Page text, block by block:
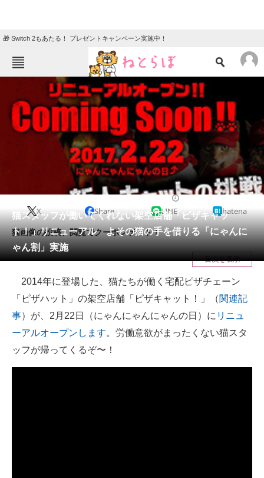
🎁 Switch 2もあたる！ プレゼントキャンペーン実施中！
ねとらぼメニュー
TOP ニュース
エンタメ クイズ
地域
教育・育児
リサーチ
会員記事
メディア
注目記事を集めた総合ページ
ITの今と未来を見通す
スマホと通信の最新トレンド
進化するPCとデバイスの未来
猫スタッフが働いてくれない架空店舗「ピザキャッ
ト！」リニューアル よその猫の手を借りる「にゃんに
ゃん割」実施
X Share LINE hatena
猫画像の投稿、閲覧でクーポンゲット！
目次を表示
2014年に登場した、猫たちが働く宅配ピザチェーン
「ピザハット」の架空店舗「ピザキャット！」（関連記
事）が、2月22日（にゃんにゃんにゃんの日）に リニュ
ーアルオープンします。労働意欲がまったくない猫スタ
ッフが帰ってくるぞ〜！